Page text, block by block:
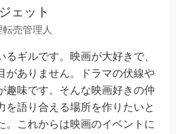
ェット
転売管理人
ギルです。映画が大好きで、
がありません。ドラマの伏線や
趣味です。そんな映画好きの仲
を語り合える場所を作りたいと
。これからは映画のイベントに